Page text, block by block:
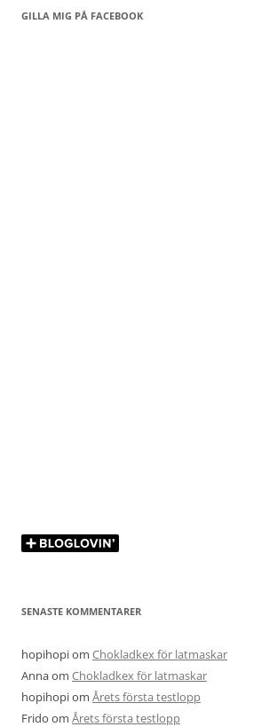
GILLA MIG PÅ FACEBOOK
SENASTE KOMMENTARER
hopihopiom Chokladkex för latmaskar
Annaom Chokladkex för latmaskar
hopihopiom Årets första testlopp
Frido om Årets första testlopp